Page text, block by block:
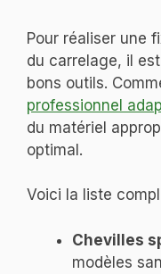
Pour réaliser une
du carrelage, il
bons outils.
professionnel
du matériel
optimal.
Voici la liste
Chevilles
modèles